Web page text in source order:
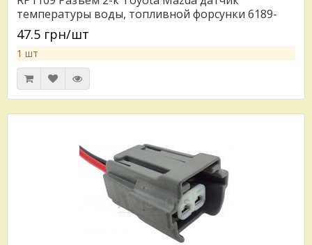
температуры воды, топливной форсунки 6189-
0033
47.5 грн/шт
1 шт